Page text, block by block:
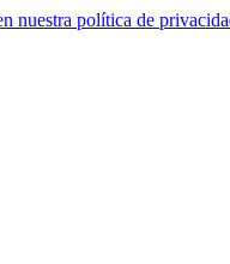
nuestra política de